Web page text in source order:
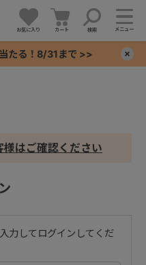
お気に入り カート 検索 メニュー
たる！8/31まで >>
様はご確認ください
力してログインしてくだ